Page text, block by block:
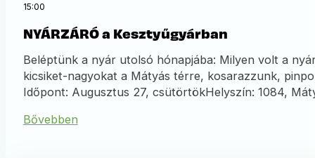
15:00
NYÁRZÁRÓ a Kesztyűgyárban
Beléptünk a nyár utolsó hónapjába: Milyen volt a
kicsiket-nagyokat a Mátyás térre, kosarazzunk,
Időpont: Augusztus 27, csütörtökHelyszín: 1084,
Bővebben